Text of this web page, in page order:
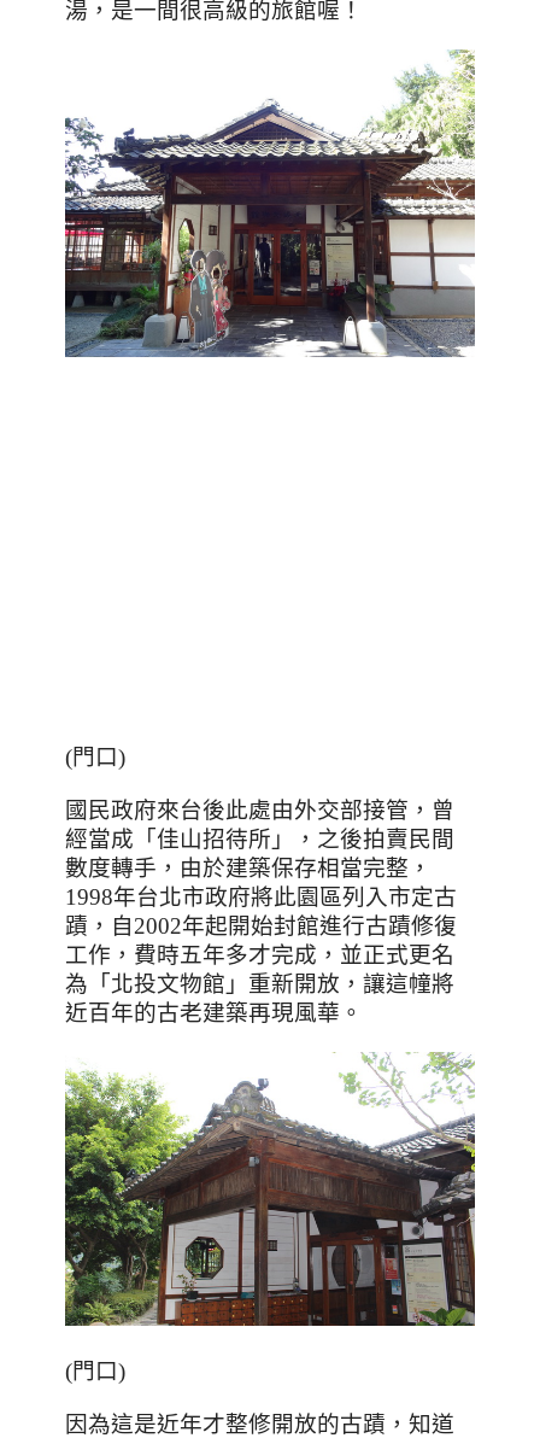
湯，是一間很高級的旅館喔！
(門口)
國民政府來台後此處由外交部接管，曾
經當成「佳山招待所」，之後拍賣民間
數度轉手，由於建築保存相當完整，
1998年台北市政府將此園區列入市定古
蹟，自2002年起開始封館進行古蹟修復
工作，費時五年多才完成，並正式更名
為「北投文物館」重新開放，讓這幢將
近百年的古老建築再現風華。
(門口)
因為這是近年才整修開放的古蹟，知道